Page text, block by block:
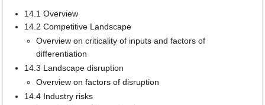
14.1 Overview
14.2 Competitive Landscape
Overview on criticality of inputs and factors of
differentiation
14.3 Landscape disruption
Overview on factors of disruption
14.4 Industry risks